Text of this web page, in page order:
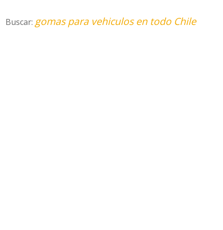
Buscar: gomas para vehiculos en todo Chile